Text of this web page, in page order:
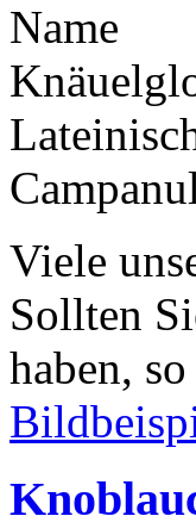
Name
Viele
Sollten
haben,